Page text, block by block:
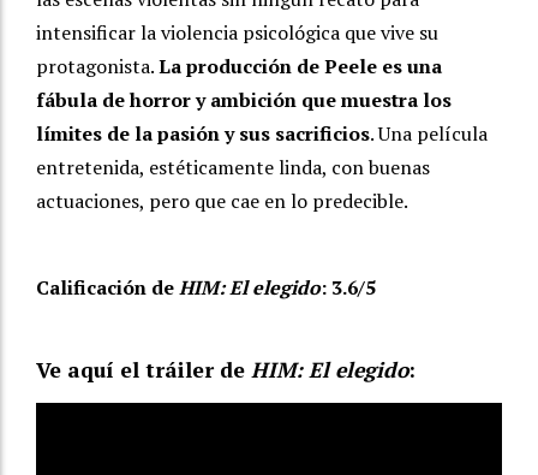
intensificar la violencia psicológica que vive su
protagonista.La producción de Peele es una
fábula de horror y ambición que muestra los
límites de la pasión y sus sacrificios. Una película
entretenida, estéticamente linda, con buenas
actuaciones, pero que cae en lo predecible.
Calificación deHIM: El elegido: 3.6/5
Ve aquí el tráiler de HIM: El elegido: